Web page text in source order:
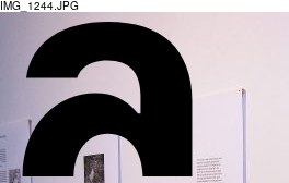
IMG_1244.JPG